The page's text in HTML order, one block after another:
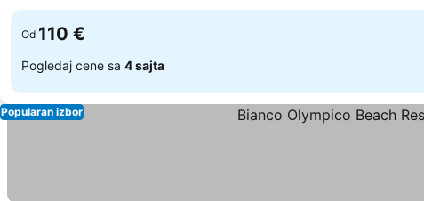
Od 110 €
Pogledaj cene sa 4 sajta
Popularan izbor